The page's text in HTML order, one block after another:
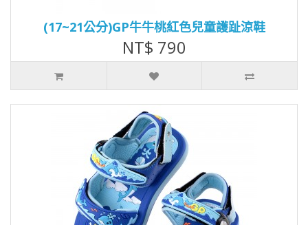
(17~21公分)GP牛牛桃紅色兒童護趾涼鞋
NT$ 790